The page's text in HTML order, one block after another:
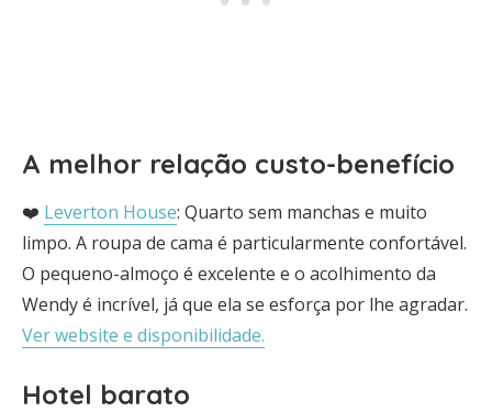
A melhor relação custo-benefício
❤️ Leverton House: Quarto sem manchas e muito
limpo. A roupa de cama é particularmente confortável.
O pequeno-almoço é excelente e o acolhimento da
Wendy é incrível, já que ela se esforça por lhe agradar.
Ver website e disponibilidade.
Hotel barato